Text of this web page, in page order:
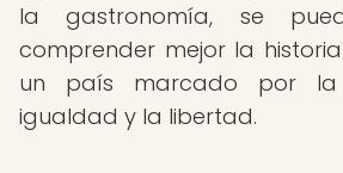
la gastronomía, se
comprender mejor la
un país marcado por
igualdad y la libertad.